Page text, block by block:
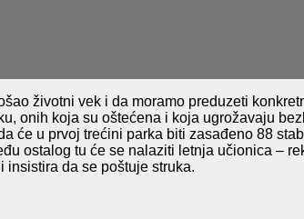
životni vek i da moramo preduzeti
onih koja su oštećena i koja ugrožavaju
će u prvoj trećini parka biti zasađeno 88
ostalog tu će se nalaziti letnja učionica –
da se poštuje struka.